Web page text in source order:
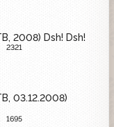
2008) Dsh! Dsh!
2321
03.12.2008)
1695